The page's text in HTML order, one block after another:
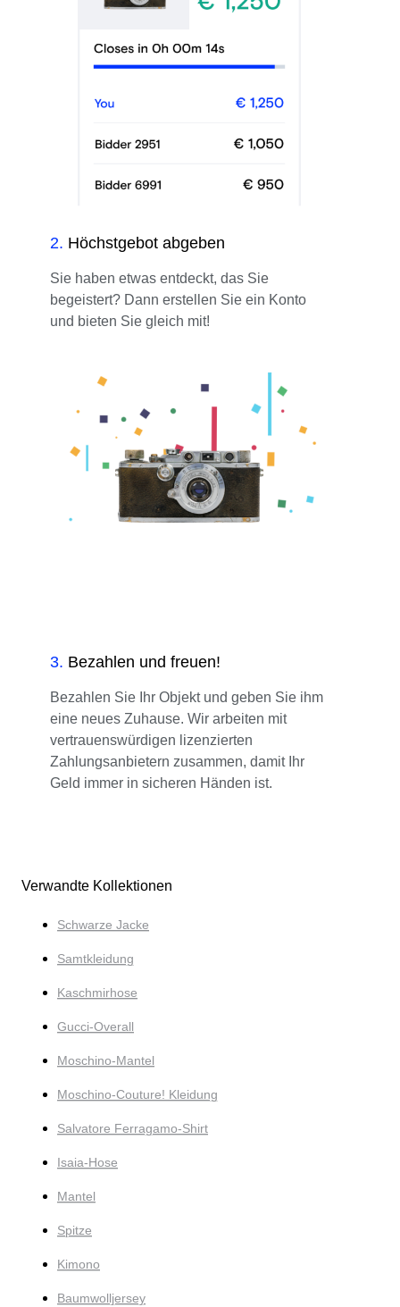
2. Höchstgebot abgeben
Sie haben etwas entdeckt, das Sie
begeistert? Dann erstellen Sie ein Konto
und bieten Sie gleich mit!
3. Bezahlen und freuen!
Bezahlen Sie Ihr Objekt und geben Sie ihm
eine neues Zuhause. Wir arbeiten mit
vertrauenswürdigen lizenzierten
Zahlungsanbietern zusammen, damit Ihr
Geld immer in sicheren Händen ist.
Verwandte Kollektionen
Schwarze Jacke
Samtkleidung
Kaschmirhose
Gucci-Overall
Moschino-Mantel
Moschino-Couture! Kleidung
Salvatore Ferragamo-Shirt
Isaia-Hose
Mantel
Spitze
Kimono
Baumwolljersey